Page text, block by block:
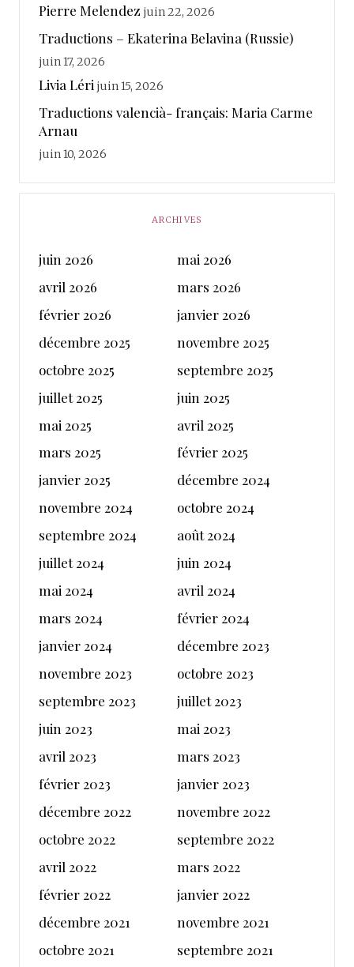
Pierre Melendez juin 22, 2026
Traductions – Ekaterina Belavina (Russie)
juin 17, 2026
Livia Léri juin 15, 2026
Traductions valencià- français: Maria Carme
Arnau
juin 10, 2026
ARCHIVES
juin 2026
mai 2026
avril 2026
mars 2026
février 2026
janvier 2026
décembre 2025
novembre 2025
octobre 2025
septembre 2025
juillet 2025
juin 2025
mai 2025
avril 2025
mars 2025
février 2025
janvier 2025
décembre 2024
novembre 2024
octobre 2024
septembre 2024
août 2024
juillet 2024
juin 2024
mai 2024
avril 2024
mars 2024
février 2024
janvier 2024
décembre 2023
novembre 2023
octobre 2023
septembre 2023
juillet 2023
juin 2023
mai 2023
avril 2023
mars 2023
février 2023
janvier 2023
décembre 2022
novembre 2022
octobre 2022
septembre 2022
avril 2022
mars 2022
février 2022
janvier 2022
décembre 2021
novembre 2021
octobre 2021
septembre 2021